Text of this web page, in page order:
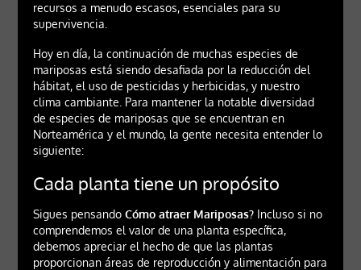
recursos a menudo escasos, esenciales para su
supervivencia.
Hoy en día, la continuación de muchas especies de
mariposas está siendo desafiada por la reducción del
hábitat, el uso de pesticidas y herbicidas, y nuestro
clima cambiante. Para mantener la notable diversidad
de especies de mariposas que se encuentran en
Norteamérica y el mundo, la gente necesita entender lo
siguiente:
Cada planta tiene un propósito
Sigues pensando Cómo atraer Mariposas?Incluso si no
comprendemos el valor de una planta específica,
debemos apreciar el hecho de que las plantas
proporcionan áreas de reproducción y alimentación para